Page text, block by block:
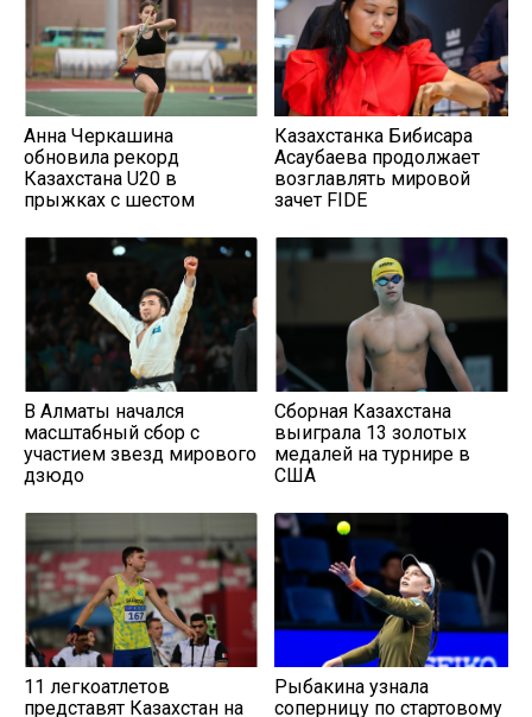
Анна Черкашина
обновила рекорд
Казахстана U20 в
прыжках с шестом
Казахстанка Бибисара
Асаубаева продолжает
возглавлять мировой
зачет FIDE
В Алматы начался
масштабный сбор с
участием звезд мирового
дзюдо
Сборная Казахстана
выиграла 13 золотых
медалей на турнире в
США
11 легкоатлетов
представят Казахстан на
Рыбакина узнала
соперницу по стартовому